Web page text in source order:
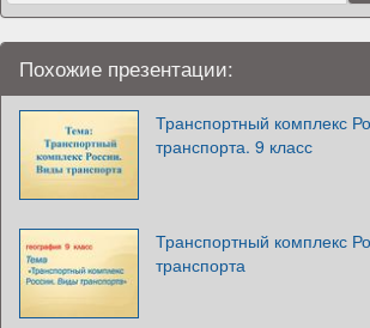
Похожие презентации:
Транспортный комплекс
транспорта. 9 класс
Транспортный комплекс
транспорта